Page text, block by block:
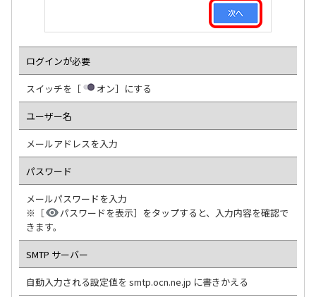
ログインが必要
スイッチを［ オン］にする
ユーザー名
メールアドレスを入力
パスワード
メールパスワードを入力
※［
パスワードを表示］をタップすると、入力内容を確認で
きます。
SMTP サーバー
自動入力される設定値を smtp.ocn.ne.jp に書きかえる